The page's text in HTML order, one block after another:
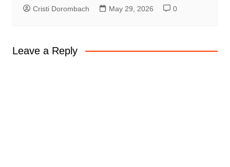
Cristi Dorombach May 29, 2026 0
Leave a Reply